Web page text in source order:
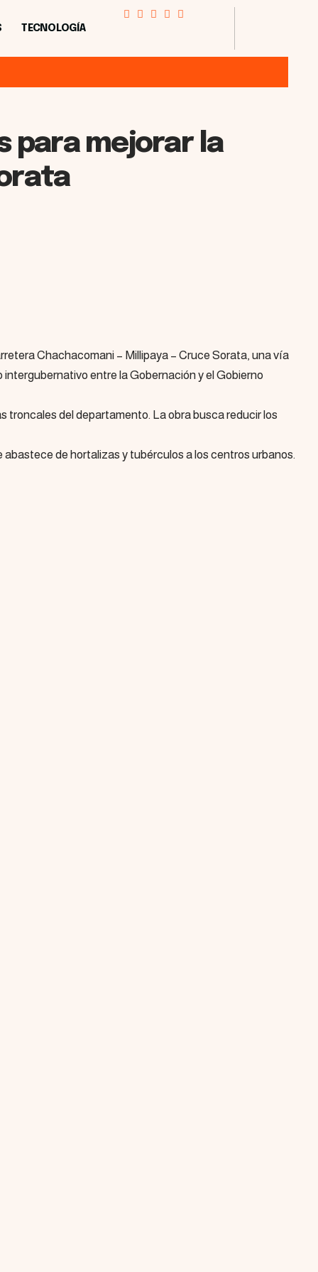
TECNOLOGÍA
para mejorar la
Chachacomani – Millipaya – Cruce Sorata, una vía
entre la Gobernación y el Gobierno
troncales del departamento. La obra busca reducir los
de hortalizas y tubérculos a los centros urbanos.